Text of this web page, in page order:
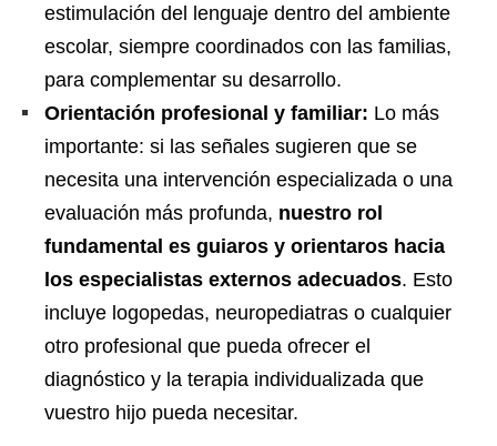
estimulación del lenguaje dentro del ambiente
escolar, siempre coordinados con las familias,
para complementar su desarrollo.
Orientación profesional y familiar: Lo más
importante: si las señales sugieren que se
necesita una intervención especializada o una
evaluación más profunda, nuestro rol
fundamental es guiaros y orientaros hacia
los especialistas externos adecuados. Esto
incluye logopedas, neuropediatras o cualquier
otro profesional que pueda ofrecer el
diagnóstico y la terapia individualizada que
vuestro hijo pueda necesitar.